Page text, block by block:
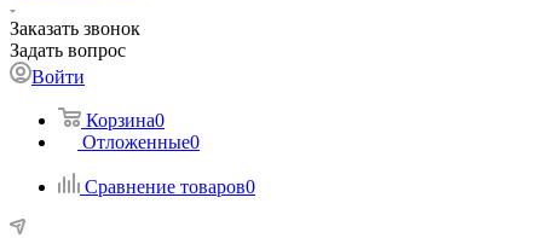
Заказать звонок
Задать вопрос
Войти
Корзина0
Отложенные0
Сравнение товаров0